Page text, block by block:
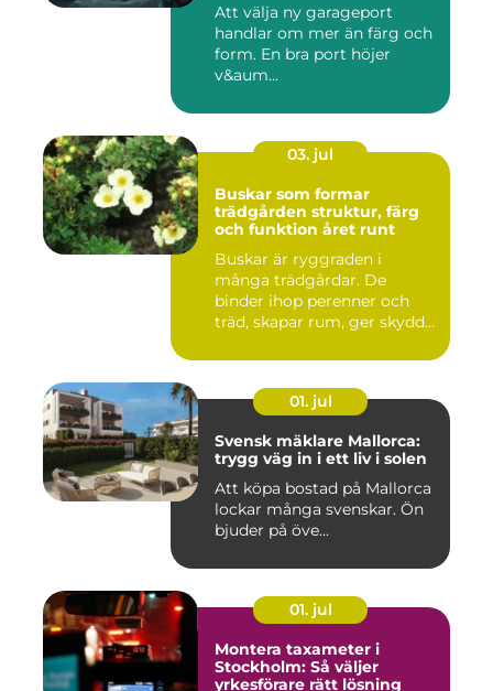
Att välja ny garageport
handlar om mer än färg och
form. En bra port höjer
v&aum...
03. jul
Buskar som formar
trädgården struktur, färg
och funktion året runt
Buskar är ryggraden i
många trädgårdar. De
binder ihop perenner och
träd, skapar rum, ger skydd
01. jul
Svensk mäklare Mallorca:
trygg väg in i ett liv i solen
Att köpa bostad på Mallorca
lockar många svenskar. Ön
bjuder på öve...
01. jul
Montera taxameter i
Stockholm: Så väljer
yrkesförare rätt lösning